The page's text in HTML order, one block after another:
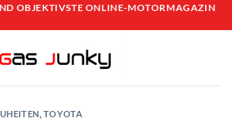
OBJEKTIVSTE ONLINE-MOTORMAGAZIN
TOYOTA